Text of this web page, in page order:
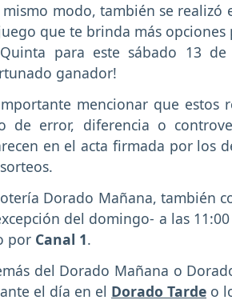
mismo modo, también se realizó
que te brinda más
para este sábado 13
ganador!
mencionar que estos
de error, diferencia o
en el acta firmada por los
Dorado Mañana, también
del domingo- a las
por Canal 1.
del Dorado Mañana o
el día en el Dorado Tarde o